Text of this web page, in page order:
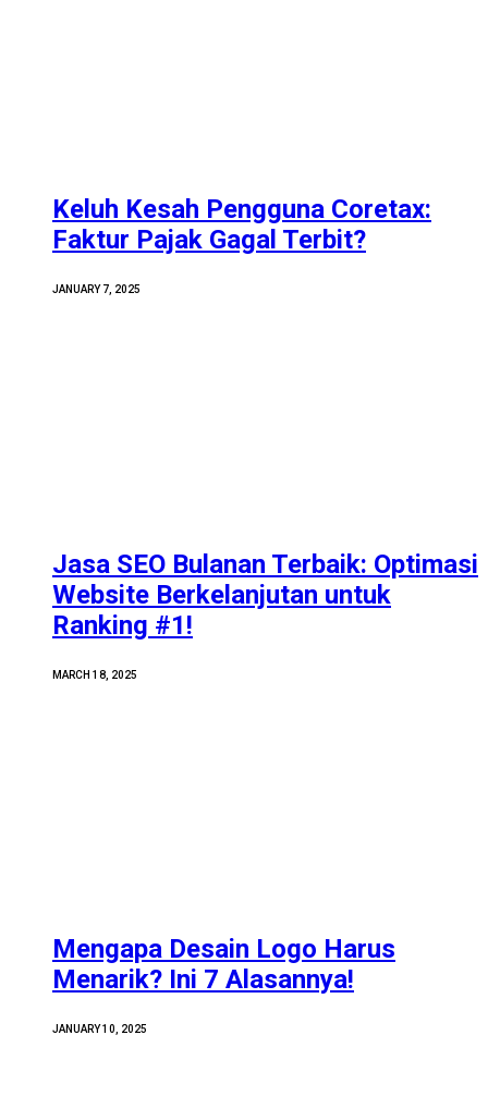
Keluh Kesah Pengguna Coretax:
Faktur Pajak Gagal Terbit?
JANUARY 7, 2025
Jasa SEO Bulanan Terbaik: Optimasi
Website Berkelanjutan untuk
Ranking #1!
MARCH 18, 2025
Mengapa Desain Logo Harus
Menarik? Ini 7 Alasannya!
JANUARY 10, 2025